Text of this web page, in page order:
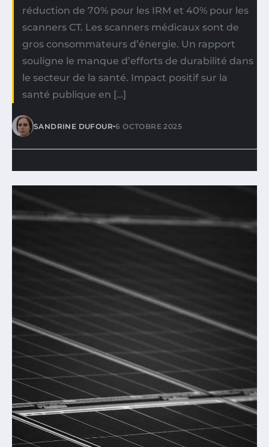
réduction de 70% pour les IRM et 40% pour les
scanners CT. Les scanners médicaux sont de
gros consommateurs d’énergie. Un rapport
souligne le manque d’efforts de durabilité dans
le secteur de la santé. Impact positif sur la
santé publique en […]
SANDRINE DUFOUR•6 OCTOBRE 2025